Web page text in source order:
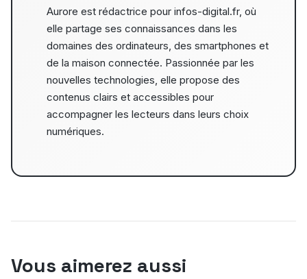
Aurore est rédactrice pour infos-digital.fr, où
elle partage ses connaissances dans les
domaines des ordinateurs, des smartphones et
de la maison connectée. Passionnée par les
nouvelles technologies, elle propose des
contenus clairs et accessibles pour
accompagner les lecteurs dans leurs choix
numériques.
Vous aimerez aussi